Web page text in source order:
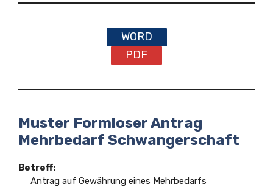
WORD
PDF
Muster Formloser Antrag
Mehrbedarf Schwangerschaft
Betreff:
Antrag auf Gewährung eines Mehrbedarfs